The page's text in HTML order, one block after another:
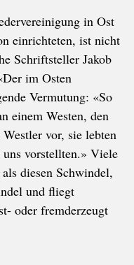
in Ost
einrichteten, ist nicht
Schriftsteller Jakob
im Osten
Vermutung: «So
einem Westen, den
vor, sie lebten
vorstellten.» Viele
diesen Schwindel,
und fliegt
oder fremderzeugt